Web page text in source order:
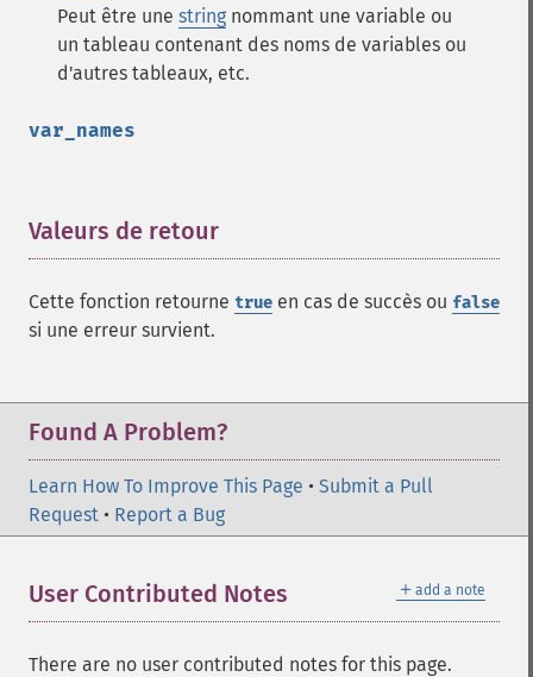
Peut être une string nommant une variable ou
un tableau contenant des noms de variables ou
d'autres tableaux, etc.
var_names
Valeurs de retour
Cette fonction retourne true en cas de succès ou false
si une erreur survient.
Found A Problem?
Learn How To Improve This Page • Submit a Pull
Request • Report a Bug
＋ add a note
User Contributed Notes
There are no user contributed notes for this page.